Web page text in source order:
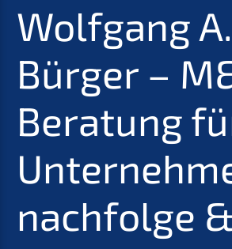
Wolfgang A.
Bürger – M
Beratung
nachfolge &